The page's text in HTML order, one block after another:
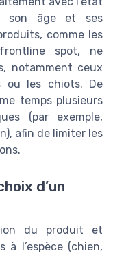
son âge et ses
comme les
spot, ne
notamment ceux
ou les chiots. De
temps plusieurs
(par exemple,
afin de limiter les
d’un
du produit et
à l’espèce (chien,